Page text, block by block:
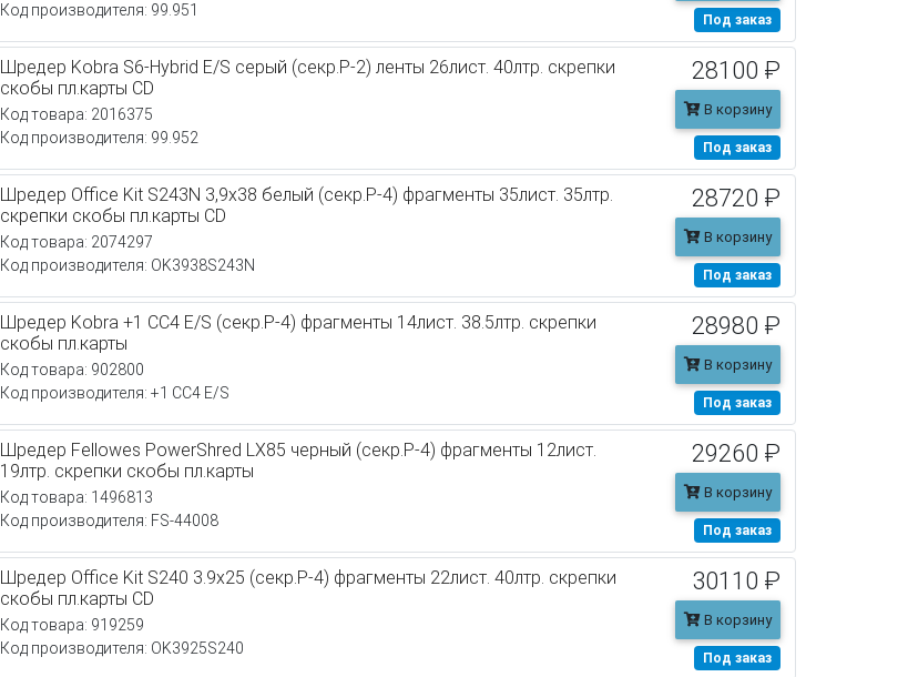
Код производителя: 99.951
Под заказ
Шредер Kobra S6-Hybrid E/S серый (секр.Р-2) ленты 26лист. 40лтр. скрепки
скобы пл.карты CD
Код товара: 2016375
Код производителя: 99.952
28100 ₽
В корзину
Под заказ
Шредер Office Kit S243N 3,9х38 белый (секр.P-4) фрагменты 35лист. 35лтр.
скрепки скобы пл.карты CD
Код товара: 2074297
Код производителя: OK3938S243N
28720 ₽
В корзину
Под заказ
Шредер Kobra +1 CC4 E/S (секр.P-4) фрагменты 14лист. 38.5лтр. скрепки
скобы пл.карты
Код товара: 902800
Код производителя: +1 CC4 E/S
28980 ₽
В корзину
Под заказ
Шредер Fellowes PowerShred LX85 черный (секр.P-4) фрагменты 12лист.
19лтр. скрепки скобы пл.карты
Код товара: 1496813
Код производителя: FS-44008
29260 ₽
В корзину
Под заказ
Шредер Office Kit S240 3.9x25 (секр.P-4) фрагменты 22лист. 40лтр. скрепки
скобы пл.карты CD
Код товара: 919259
Код производителя: OK3925S240
30110 ₽
В корзину
Под заказ